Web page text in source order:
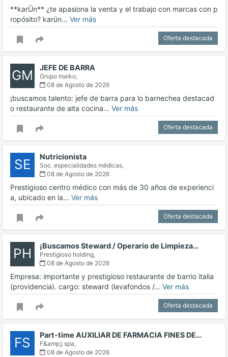
**karÜn** ¿te apasiona la venta y el trabajo con marcas con p
ropósito? karün… Ver más
Oferta destacada
GM JEFE DE BARRA
Grupo maiko,
08 de Agosto de 2026
¡buscamos talento: jefe de barra para lo barnechea destacad
o restaurante de alta cocina… Ver más
Oferta destacada
SE Nutricionista
Soc. especialidades médicas,
08 de Agosto de 2026
Prestigioso centro médico con más de 30 años de experienci
a, ubicado en la… Ver más
Oferta destacada
PH ¡Buscamos Steward / Operario de Limpieza…
Prestigioso holding,
08 de Agosto de 2026
Empresa: importante y prestigioso restaurante de barrio italia
(providencia). cargo: steward (lavafondos /… Ver más
Oferta destacada
FS Part-time AUXILIAR DE FARMACIA FINES DE…
F&amp;j spa,
08 de Agosto de 2026